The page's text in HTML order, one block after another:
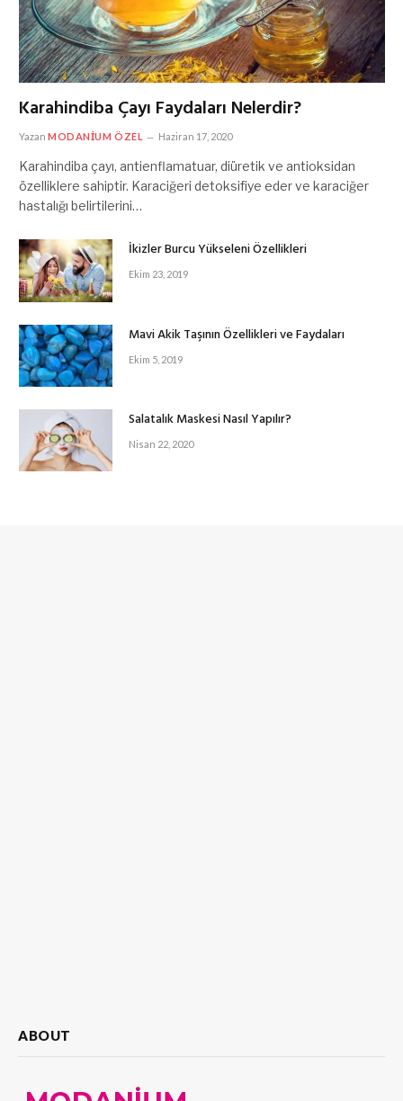
Karahindiba Çayı Faydaları Nelerdir?
Yazan MODANIUM ÖZEL Haziran 17, 2020
Karahindiba çayı, antienflamatuar, diüretik ve antioksidan
özelliklere sahiptir. Karaciğeri detoksifiye eder ve karaciğer
hastalığı belirtilerini…
İkizler Burcu Yükseleni Özellikleri
Ekim 23, 2019
Mavi Akik Taşının Özellikleri ve Faydaları
Ekim 5, 2019
Salatalık Maskesi Nasıl Yapılır?
Nisan 22, 2020
ABOUT